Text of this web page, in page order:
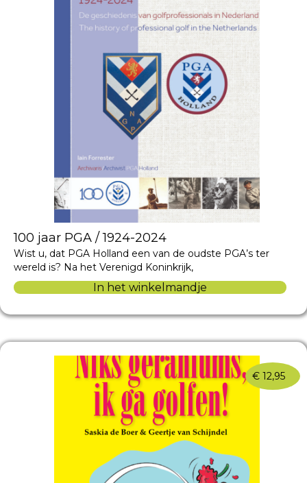
100 jaar PGA / 1924-2024
Wist u, dat PGA Holland een van de oudste PGA’s ter
wereld is? Na het Verenigd Koninkrijk,
In het winkelmandje
€ 12,95